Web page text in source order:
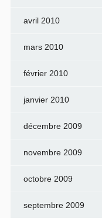
avril 2010
mars 2010
février 2010
janvier 2010
décembre 2009
novembre 2009
octobre 2009
septembre 2009